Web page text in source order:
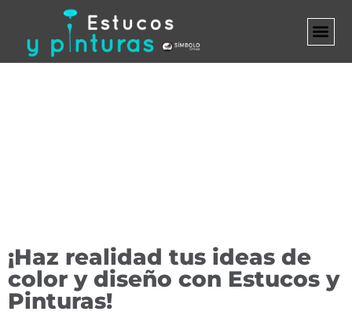
¡Haz realidad tus ideas de
color y diseño con Estucos y
Pinturas!